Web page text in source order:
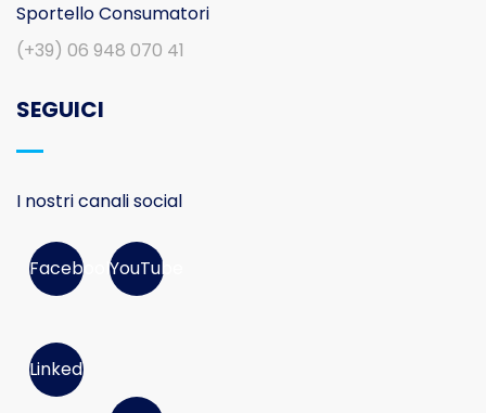
Sportello Consumatori
(+39) 06 948 070 41
SEGUICI
I nostri canali social
FacebookYouTube
Linked